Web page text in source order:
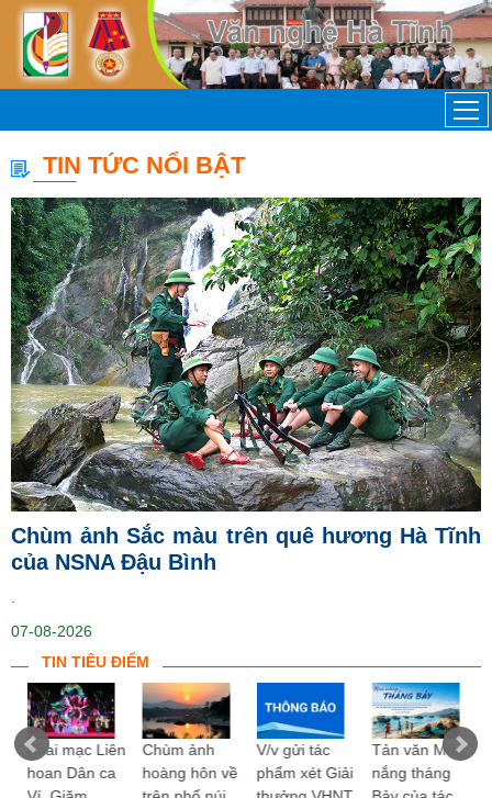
TIN TỨC NỔI BẬT
Chùm ảnh Sắc màu trên quê hương Hà Tĩnh
của NSNA Đậu Bình
07-08-2026
TIN TIÊU ĐIỂM
Khai mạc Liên
hoan Dân ca
Chùm ảnh
hoàng hôn về
V/v gửi tác
phẩm xét Giải
Tản văn Mùa
nắng tháng